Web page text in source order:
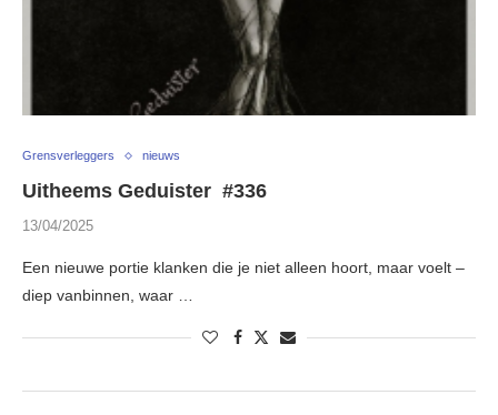
Grensverleggers nieuws
Uitheems Geduister #336
13/04/2025
Een nieuwe portie klanken die je niet alleen hoort, maar voelt –
diep vanbinnen, waar …